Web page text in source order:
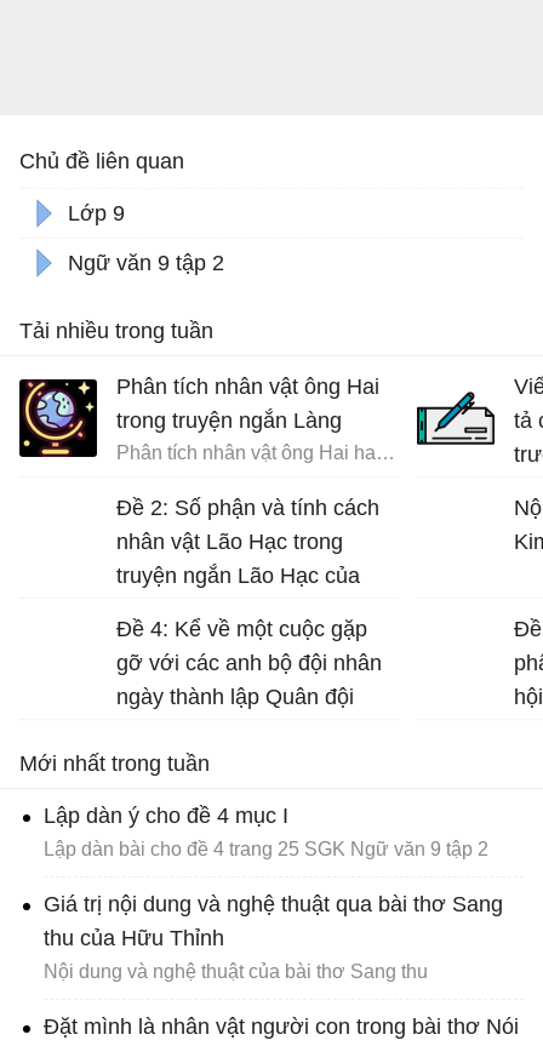
Chủ đề liên quan
Lớp 9
Ngữ văn 9 tập 2
Tải nhiều trong tuần
Phân tích nhân vật ông Hai
trong truyện ngắn Làng
Phân tích nhân vật ông Hai hay nhất
Đề 2: Số phận và tính cách
nhân vật Lão Hạc trong
truyện ngắn Lão Hạc của
Đề 4: Kể về một cuộc gặp
gỡ với các anh bộ đội nhân
ngày thành lập Quân đội
tả
Đề
Mới nhất trong tuần
Lập dàn ý cho đề 4 mục I
Lập dàn bài cho đề 4 trang 25 SGK Ngữ văn 9 tập 2
Giá trị nội dung và nghệ thuật qua bài thơ Sang
thu của Hữu Thỉnh
Nội dung và nghệ thuật của bài thơ Sang thu
Đặt mình là nhân vật người con trong bài thơ Nói